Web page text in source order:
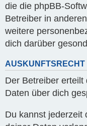
die die phpBB-
Betreiber in
weitere
dich darüber
AUSKUNFTSRECHT
Der Betreiber erteilt
Daten über dich
Du kannst jederzeit